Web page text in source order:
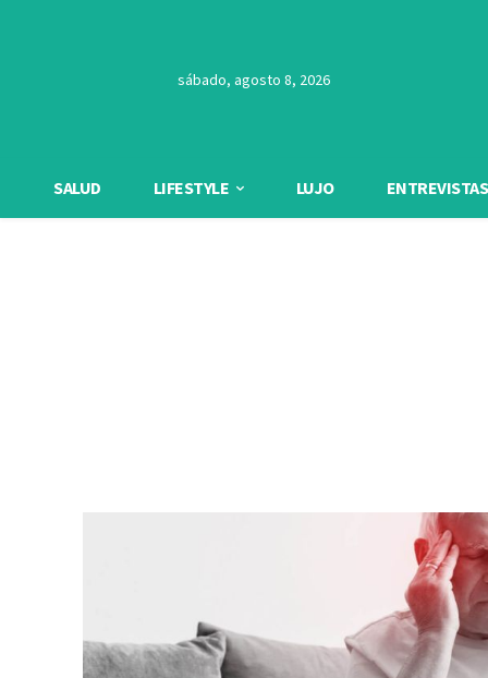
sábado, agosto 8, 2026
SALUD LIFESTYLE LUJO ENTREVISTAS